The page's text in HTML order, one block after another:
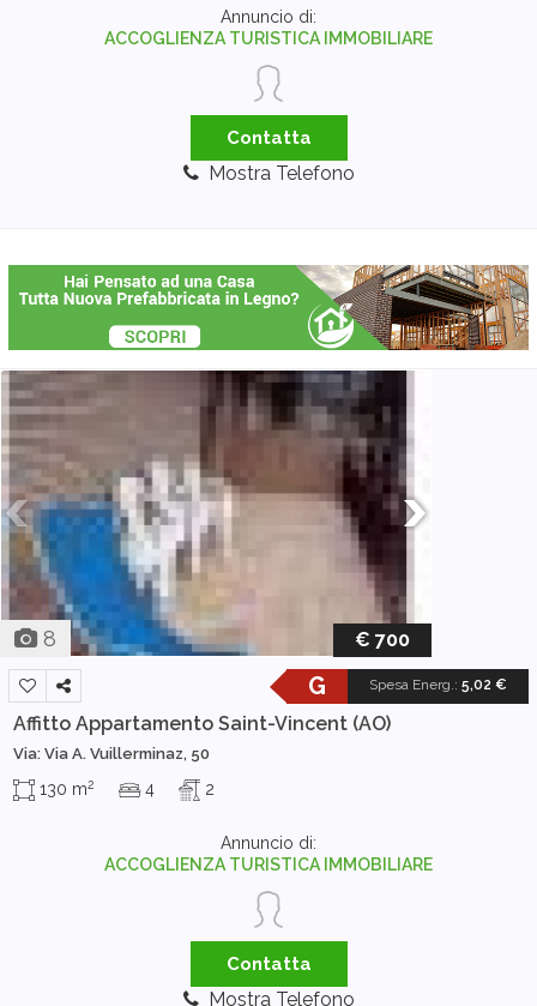
Annuncio di:
ACCOGLIENZA TURISTICA IMMOBILIARE
Contatta
Mostra Telefono
8 € 700
Spesa Energ.: 5,02 €
G
Affitto Appartamento Saint-Vincent (AO)
Via: Via A. Vuillerminaz, 50
130 m2 4 2
Annuncio di:
ACCOGLIENZA TURISTICA IMMOBILIARE
Contatta
Mostra Telefono